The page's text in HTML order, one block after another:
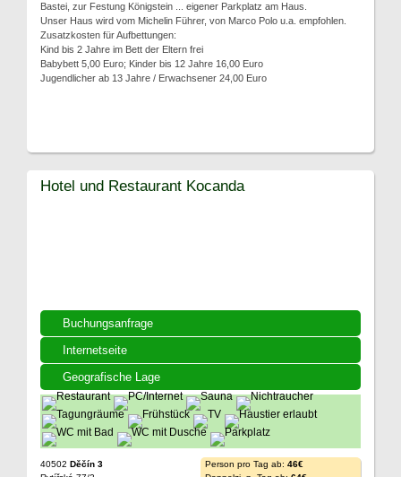
Bastei, zur Festung Königstein ... eigener Parkplatz am Haus.
Unser Haus wird vom Michelin Führer, von Marco Polo u.a. empfohlen.
Zusatzkosten für Aufbettungen:
Kind bis 2 Jahre im Bett der Eltern frei
Babybett 5,00 Euro; Kinder bis 12 Jahre 16,00 Euro
Jugendlicher ab 13 Jahre / Erwachsener 24,00 Euro
Buchungsanfrage
Internetseite
Geografische Lage
Hotel und Restaurant Kocanda
40502 Děčín 3
Person pro Tag ab: 46€